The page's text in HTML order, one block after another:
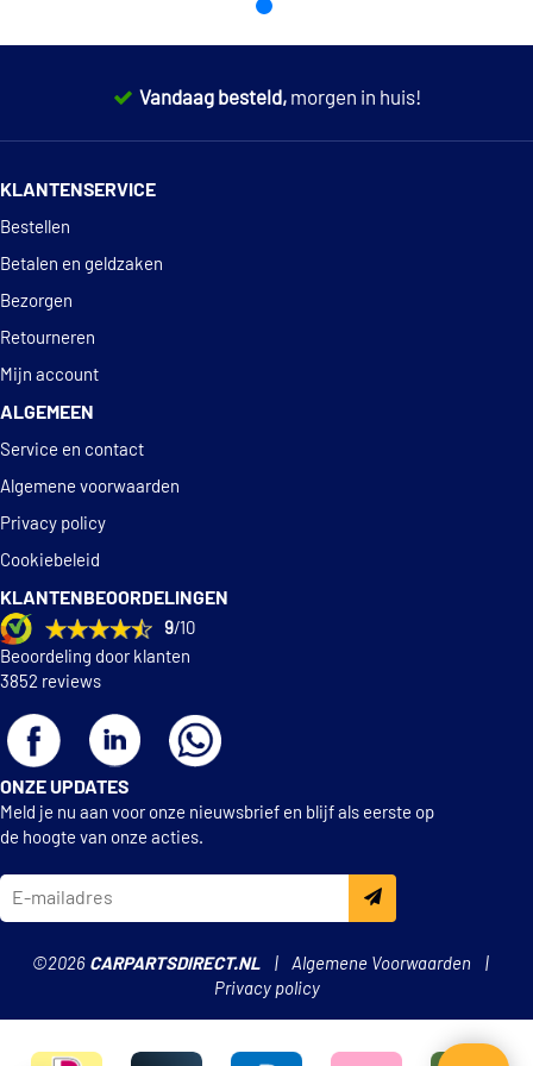
Kenmerken:
Verstelling: Vaste rugleuning
Gordel: Geschikt voor 3-, of 4-punts sportgordels
Inclusief sledes
Vandaag besteld, morgen in huis!
KLANTENSERVICE
Bestellen
Betalen en geldzaken
Bezorgen
Retourneren
Mijn account
ALGEMEEN
Service en contact
Algemene voorwaarden
Privacy policy
Cookiebeleid
KLANTENBEOORDELINGEN
9/10
Beoordeling door klanten
3852 reviews
ONZE UPDATES
Meld je nu aan voor onze nieuwsbrief en blijf als eerste op
de hoogte van onze acties.
©2026 CARPARTSDIRECT.NL
Algemene Voorwaarden
Privacy policy